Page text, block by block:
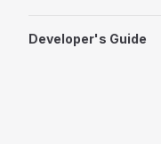
Developer's Guide